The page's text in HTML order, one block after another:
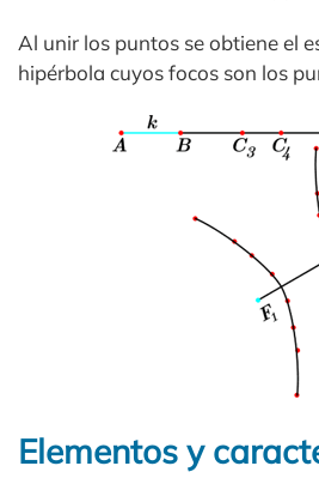
Al unir los puntos se obtiene el
hipérbola cuyos focos son los
Elementos y